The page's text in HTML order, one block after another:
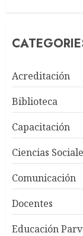
Acreditación
Biblioteca
Capacitación
Ciencias
Comunicación
Docentes
Educación